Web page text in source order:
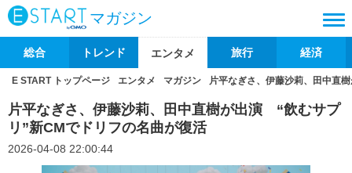
マガジン
総合 トレンド エンタメ 旅行 経済
E START トップページ エンタメ マガジン 片平なぎさ、伊藤沙莉、田中直
片平なぎさ、伊藤沙莉、田中直樹が出演 “飲むサプ
リ”新CMでドリフの名曲が復活
2026-04-08 22:00:44